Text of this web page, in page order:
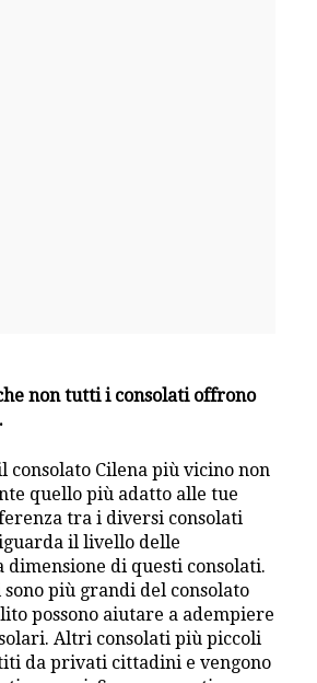
non tutti i consolati offrono
consolato Cilena più vicino non
quello più adatto alle tue
tra i diversi consolati
il livello delle
dimensione di questi consolati.
più grandi del consolato
possono aiutare a adempiere
Altri consolati più piccoli
da privati cittadini e vengono